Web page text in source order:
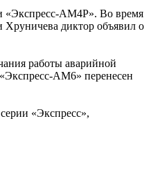
«Экспресс-АМ4Р». Во время
Хруничева диктор объявил о
работы аварийной
АМ6» перенесен
«Экспресс»,